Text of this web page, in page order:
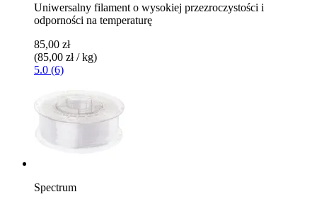
Uniwersalny filament o wysokiej przezroczystości i
odporności na temperaturę
85,00 zł
(85,00 zł / kg)
5.0 (6)
Spectrum